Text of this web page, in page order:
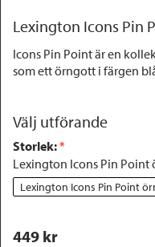
Lexington Icons
Icons Pin Point är en
som ett örngott i färgen
Välj utförande
Storlek: *
Lexington Icons Pin
Lexington Icons Pin Point
449 kr